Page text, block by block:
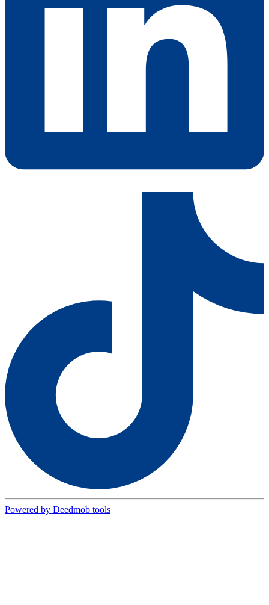
Powered by Deedmob tools